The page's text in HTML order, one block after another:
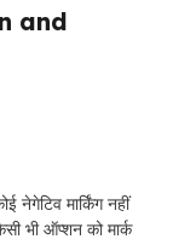
and
नेगेटिव मार्किंग नहीं
भी ऑप्शन को मार्क